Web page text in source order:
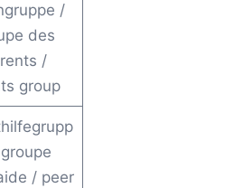
/
des
/
group
groupe
/ peer